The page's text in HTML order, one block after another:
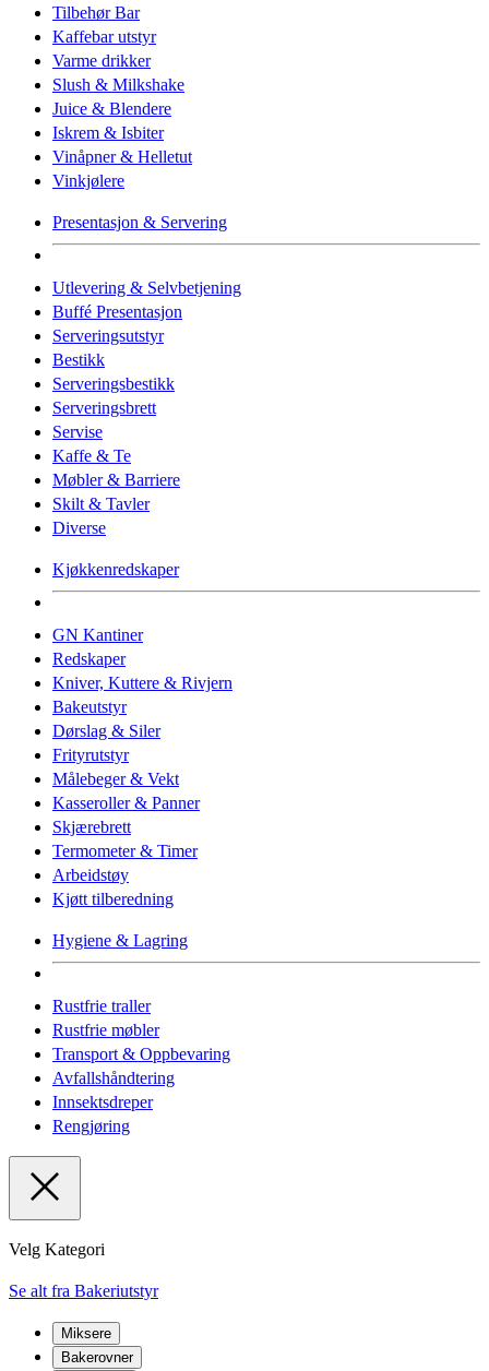
Tilbehør Bar
Kaffebar utstyr
Varme drikker
Slush & Milkshake
Juice & Blendere
Iskrem & Isbiter
Vinåpner & Helletut
Vinkjølere
Presentasjon & Servering
Utlevering & Selvbetjening
Buffé Presentasjon
Serveringsutstyr
Bestikk
Serveringsbestikk
Serveringsbrett
Servise
Kaffe & Te
Møbler & Barriere
Skilt & Tavler
Diverse
Kjøkkenredskaper
GN Kantiner
Redskaper
Kniver, Kuttere & Rivjern
Bakeutstyr
Dørslag & Siler
Frityrutstyr
Målebeger & Vekt
Kasseroller & Panner
Skjærebrett
Termometer & Timer
Arbeidstøy
Kjøtt tilberedning
Hygiene & Lagring
Rustfrie traller
Rustfrie møbler
Transport & Oppbevaring
Avfallshåndtering
Innsektsdreper
Rengjøring
Velg Kategori
Se alt fra Bakeriutstyr
Miksere
Bakerovner